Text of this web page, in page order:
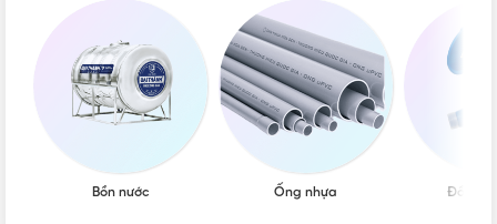
Bồn nước Ống nhựa Đồng